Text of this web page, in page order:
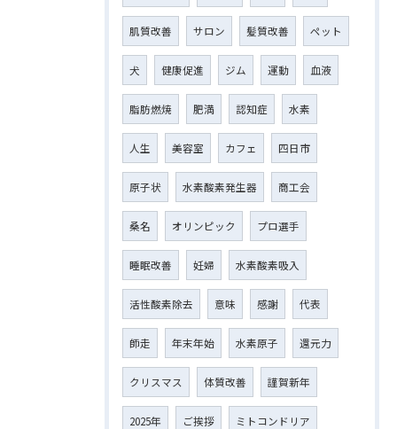
肌質改善 サロン 髪質改善 ペット
犬 健康促進 ジム 運動 血液
脂肪燃焼 肥満 認知症 水素
人生 美容室 カフェ 四日市
原子状 水素酸素発生器 商工会
桑名 オリンピック プロ選手
睡眠改善 妊婦 水素酸素吸入
活性酸素除去 意味 感謝 代表
師走 年末年始 水素原子 還元力
クリスマス 体質改善 謹賀新年
2025年 ご挨拶 ミトコンドリア